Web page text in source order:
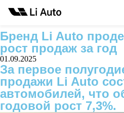
Новости
Бренд Li Auto
рост продаж за год
01.09.2025
За первое
продажи Li Auto
автомобилей, что
годовой рост 7,3%.